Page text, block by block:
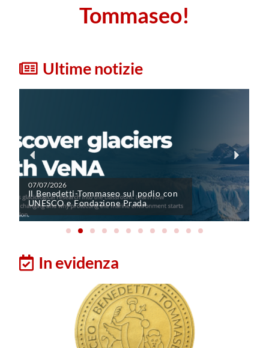
Tommaseo!
Ultime notizie
07/07/2026
Il Benedetti-Tommaseo sul podio con
UNESCO e Fondazione Prada
In evidenza